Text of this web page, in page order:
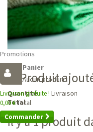
Promotions
Panier
Aucun produit
Livraison gratuite ! Livraison
0,00 €Total
Commander
Produit
Quantité
Total
Il y a 1 produit